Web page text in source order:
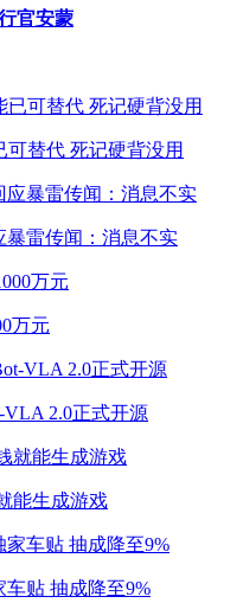
官安蒙
替代 死记硬背没用
暴雷传闻：消息不实
万元
VLA 2.0正式开源
能生成游戏
贴 抽成降至9%